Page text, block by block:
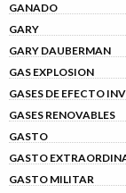
GANADO
GARY
GARY DAUBERMAN
GAS EXPLOSION
GASES DE EFECTO
GASES RENOVABLES
GASTO
GASTO
GASTO MILITAR